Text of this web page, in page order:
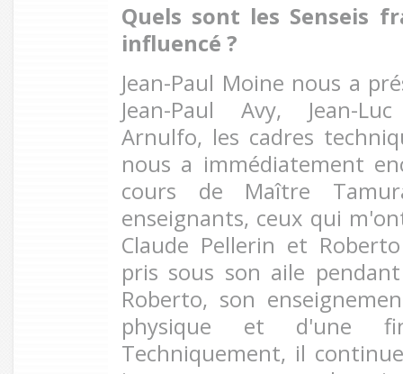
Quels sont les Senseis
influencé ?
Jean-Paul Moine nous a
Jean-Paul Avy, Jean-
Arnulfo, les cadres
nous a immédiatement
cours de Maître
enseignants, ceux qui
Claude Pellerin et
pris sous son aile
Roberto, son
physique et d'une
Techniquement, il